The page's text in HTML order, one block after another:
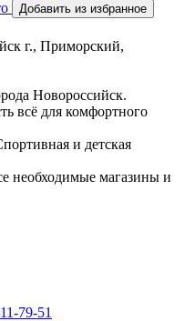
Добавить из избранное
г., Приморский,
Новороссийск.
всё для комфортного
и детская
необходимые магазины и
79-51